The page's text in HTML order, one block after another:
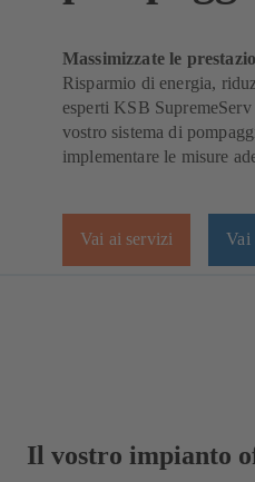
Massimizzate le
Risparmio di energia,
esperti KSB
vostro sistema di
implementare le misure
Vai ai servizi Vai
Il vostro impianto